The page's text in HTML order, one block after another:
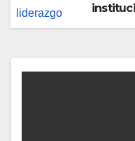
Antelo